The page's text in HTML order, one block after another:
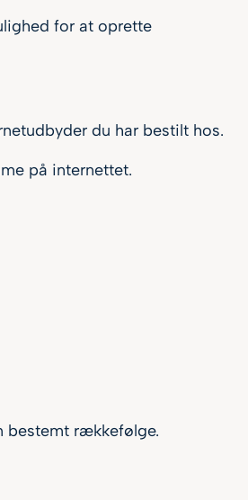
for at oprette
du har bestilt hos.
på internettet.
bestemt rækkefølge.